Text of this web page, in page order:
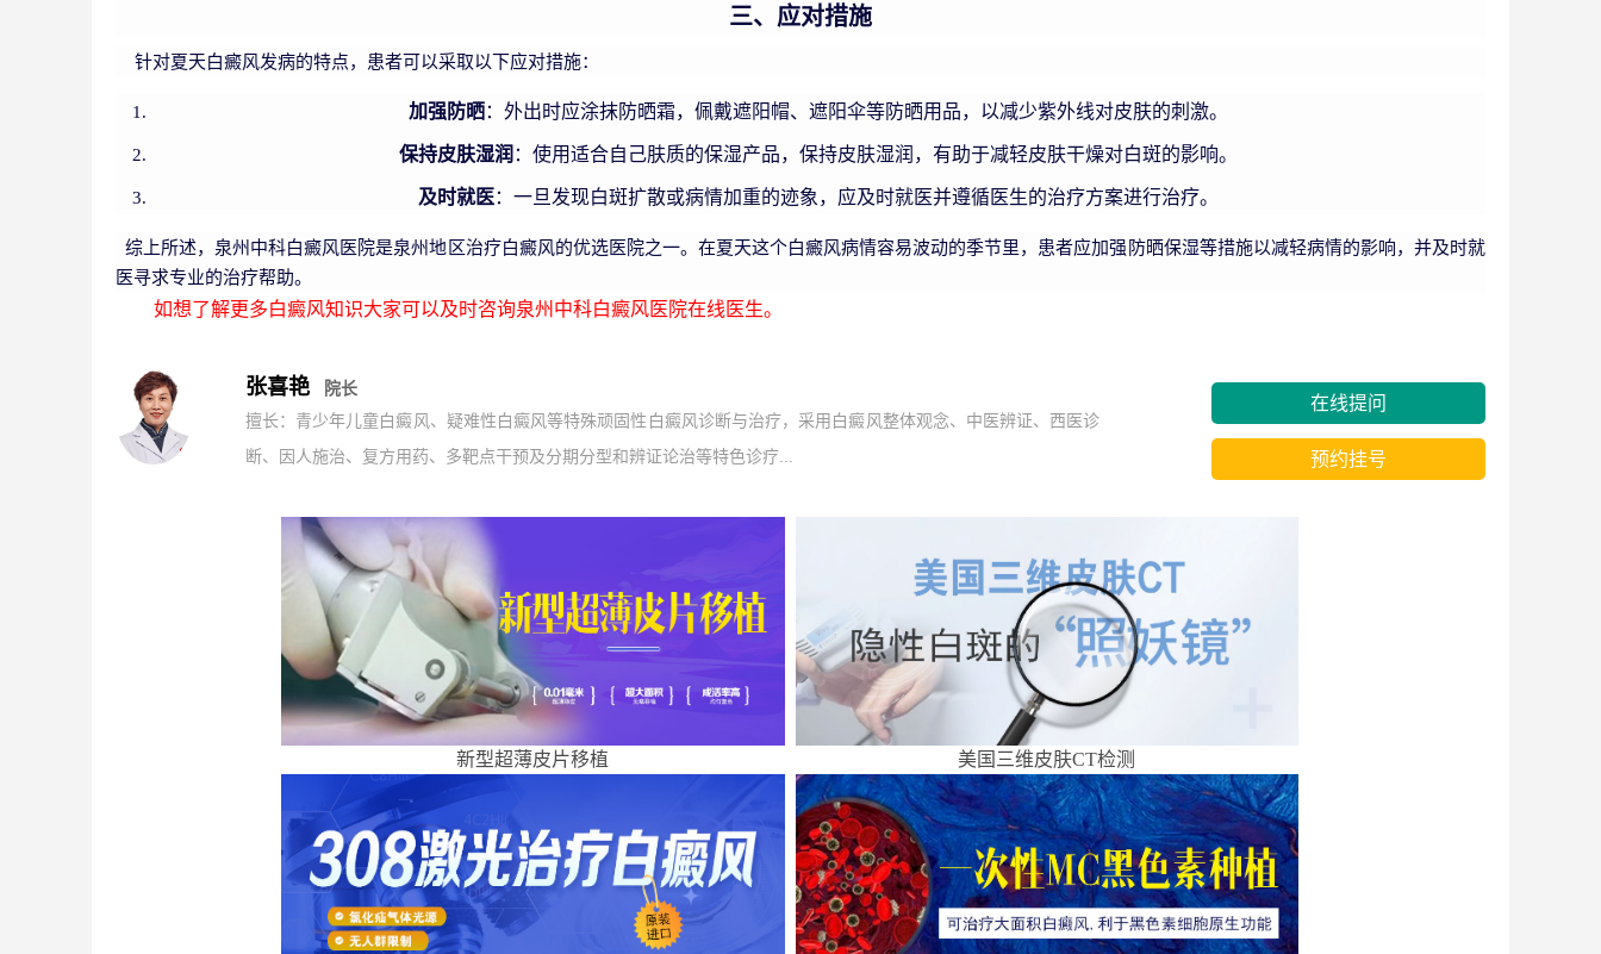
三、应对措施
针对夏天白癜风发病的特点，患者可以采取以下应对措施：
加强防晒：外出时应涂抹防晒霜，佩戴遮阳帽、遮阳伞等防晒用品，以减少紫外线对皮肤的刺激。
保持皮肤湿润 ：使用适合自己肤质的保湿产品，保持皮肤湿润，有助于减轻皮肤干燥对白斑的影响。
及时就医：一旦发现白斑扩散或病情加重的迹象，应及时就医并遵循医生的治疗方案进行治疗。
综上所述，泉州中科白癜风医院是泉州地区治疗白癜风的优选医院之一。在夏天这个白癜风病情容易波动的季节里，患者应加强防晒保湿等措施以减轻病情的影响，并及时就
医寻求专业的治疗帮助。
如想了解更多白癜风知识大家可以及时咨询泉州中科白癜风医院在线医生。
张喜艳
院长
擅长：青少年儿童白癜风、疑难性白癜风等特殊顽固性白癜风诊断与治疗，采用白癜风整体观念、中医辨证、西医诊
断、因人施治、复方用药、多靶点干预及分期分型和辨证论治等特色诊疗...
在线提问
预约挂号
新型超薄皮片移植 美国三维皮肤CT检测